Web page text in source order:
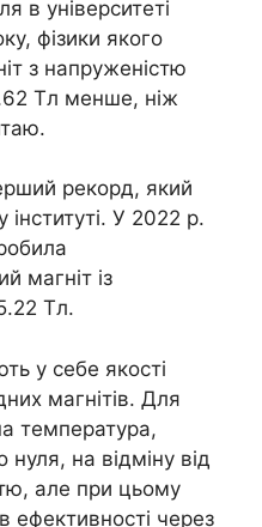
в університеті
фізики якого
з напруженістю
Тл менше, ніж
рекорд, який
У 2022 р.
магніт із
Тл.
у себе якості
магнітів. Для
температура,
на відміну від
але при цьому
ефективності через